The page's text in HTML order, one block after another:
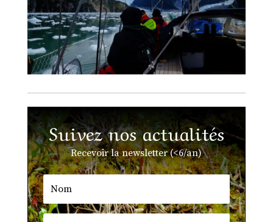
Suivez nos actualités
Recevoir la newsletter (<6/an)